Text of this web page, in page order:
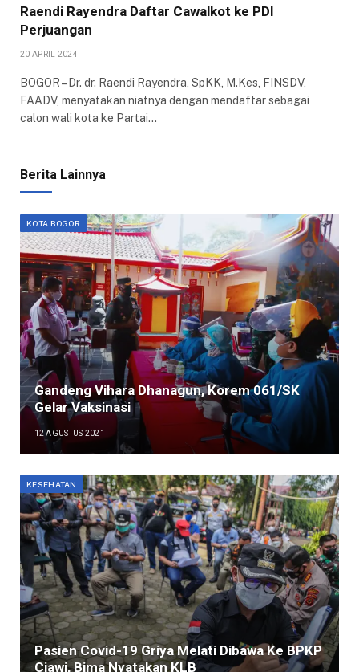
Raendi Rayendra Daftar Cawalkot ke PDI
Perjuangan
20 APRIL 2024
BOGOR – Dr. dr. Raendi Rayendra, SpKK, M.Kes, FINSDV,
FAADV, menyatakan niatnya dengan mendaftar sebagai
calon wali kota ke Partai…
Berita Lainnya
KOTA BOGOR
Gandeng Vihara Dhanagun, Korem 061/SK
Gelar Vaksinasi
12 AGUSTUS 2021
KESEHATAN
Pasien Covid-19 Griya Melati Dibawa Ke BPKP
Ciawi, Bima Nyatakan KLB